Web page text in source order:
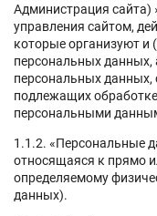
Администрация сайта)
управления сайтом,
которые организуют и
персональных данных,
персональных данных,
подлежащих
персональными
1.1.2. «Персональные
относящаяся к прямо
определяемому
данных).